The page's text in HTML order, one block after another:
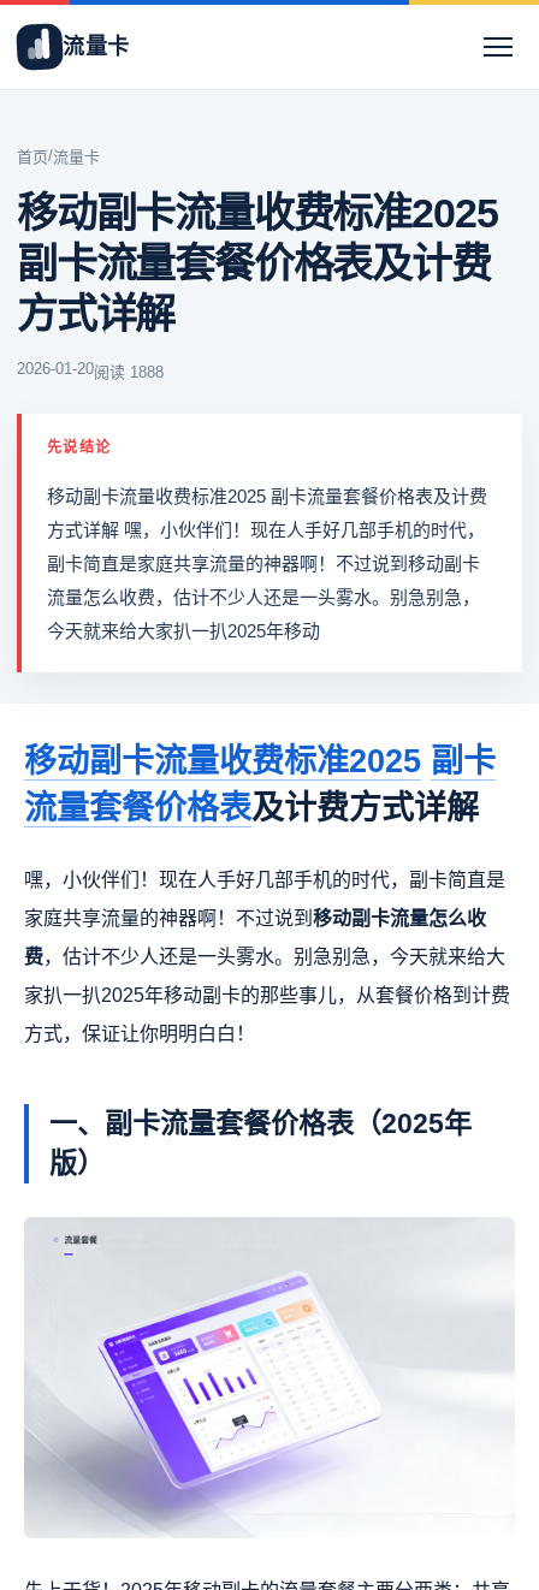
流量卡
首页/流量卡
移动副卡流量收费标准2025
副卡流量套餐价格表及计费
方式详解
2026-01-20阅读 1888
先说结论
移动副卡流量收费标准2025 副卡流量套餐价格表及计费
方式详解 嘿，小伙伴们！现在人手好几部手机的时代，
副卡简直是家庭共享流量的神器啊！不过说到移动副卡
流量怎么收费，估计不少人还是一头雾水。别急别急，
今天就来给大家扒一扒2025年移动
移动副卡流量收费标准2025 副卡
流量套餐价格表及计费方式详解
嘿，小伙伴们！现在人手好几部手机的时代，副卡简直是
家庭共享流量的神器啊！不过说到 移动副卡流量怎么收
费，估计不少人还是一头雾水。别急别急，今天就来给大
家扒一扒2025年移动副卡的那些事儿，从套餐价格到计费
方式，保证让你明明白白！
一、副卡流量套餐价格表（2025年
版）